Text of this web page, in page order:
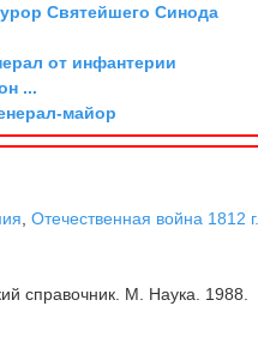
Святейшего Синода
от инфантерии
...
майор
,Отечественная война 1812 г.
справочник. М. Наука. 1988.